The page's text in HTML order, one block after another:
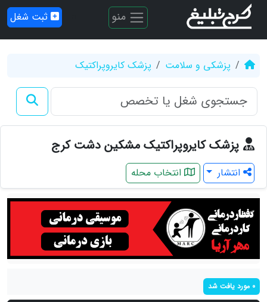
منو ثبت شغل
پزشکی و سلامت پزشک کایروپراکتیک
پزشک کایروپراکتیک مشکین دشت کرج
انتشار انتخاب محله
0 مورد یافت شد